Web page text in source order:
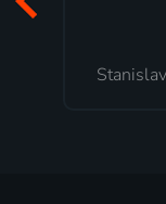
Milada